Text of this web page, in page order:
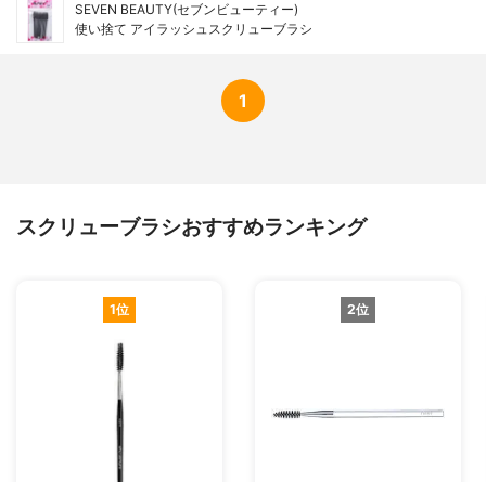
SEVEN BEAUTY(セブンビューティー)
使い捨て アイラッシュスクリューブラシ
1
スクリューブラシおすすめランキング
1位 2位